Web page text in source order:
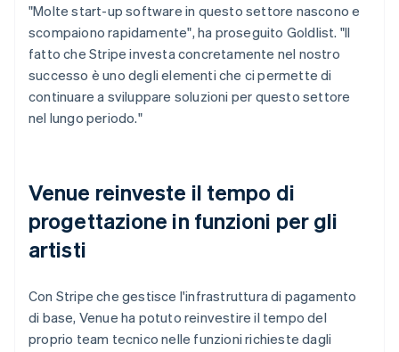
"Molte start-up software in questo settore nascono e
scompaiono rapidamente", ha proseguito Goldlist. "Il
fatto che Stripe investa concretamente nel nostro
successo è uno degli elementi che ci permette di
continuare a sviluppare soluzioni per questo settore
nel lungo periodo."
Venue reinveste il tempo di
progettazione in funzioni per gli
artisti
Con Stripe che gestisce l'infrastruttura di pagamento
di base, Venue ha potuto reinvestire il tempo del
proprio team tecnico nelle funzioni richieste dagli